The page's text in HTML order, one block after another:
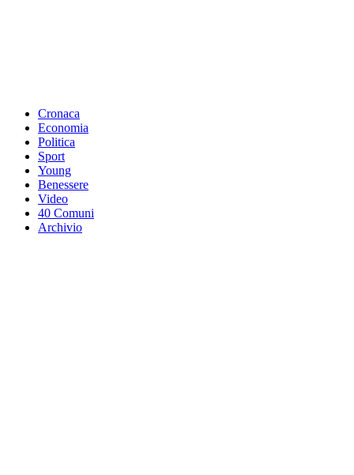
Cronaca
Economia
Politica
Sport
Young
Benessere
Video
40 Comuni
Archivio